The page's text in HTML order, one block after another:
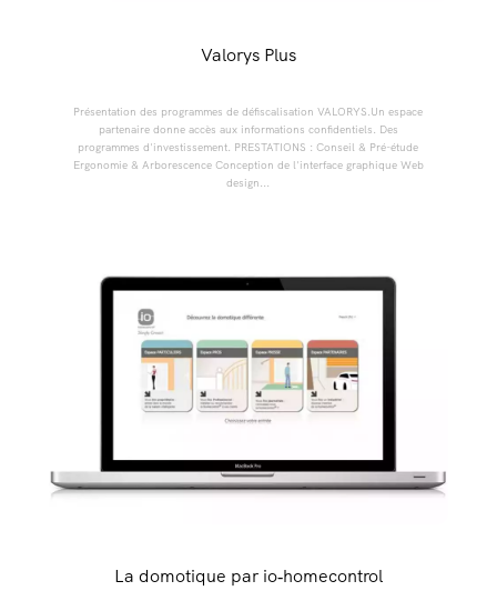
Valorys Plus
Présentation des programmes de défiscalisation VALORYS.Un espace
partenaire donne accès aux informations confidentiels. Des
programmes d'investissement. PRESTATIONS : Conseil & Pré-étude
Ergonomie & Arborescence Conception de l'interface graphique Web
design...
La domotique par io‑homecontrol